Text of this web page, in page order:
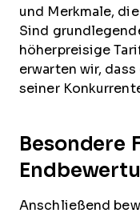
und Merkmale,
Sind
höherpreisige
erwarten wir,
seiner
Besondere
Anschließend